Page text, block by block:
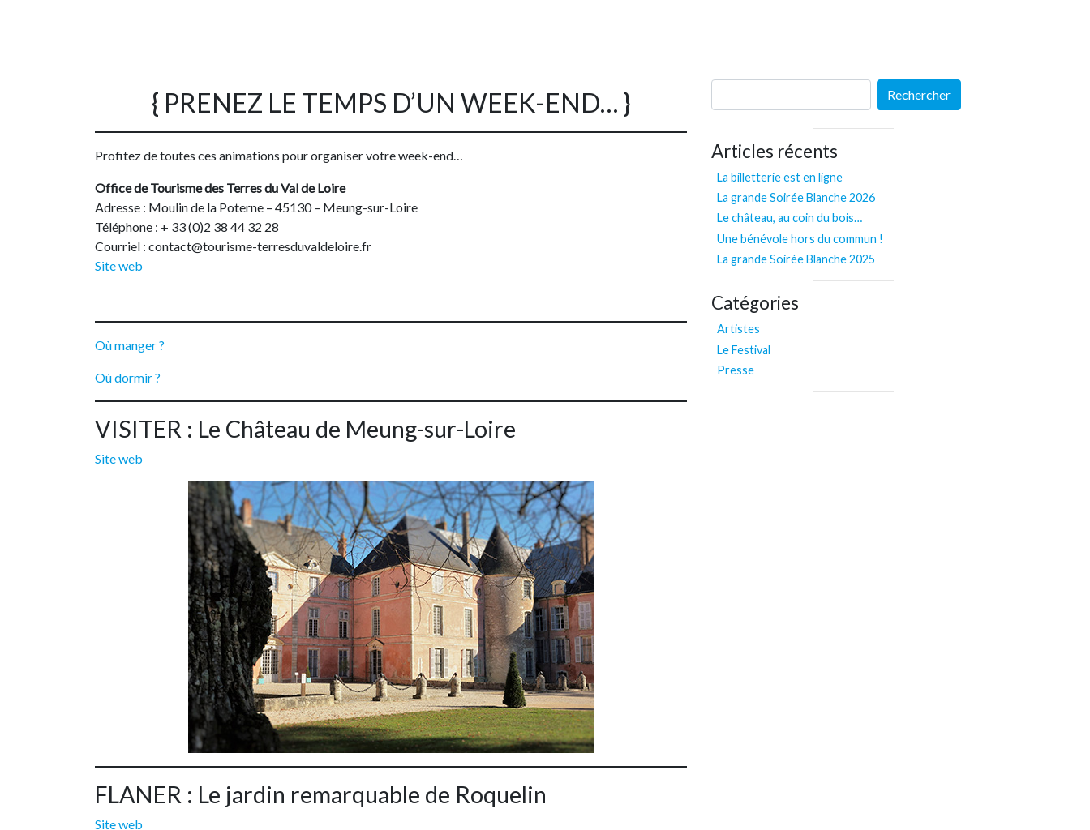
{ PRENEZ LE TEMPS D’UN WEEK-END… }
Profitez de toutes ces animations pour organiser votre week-end…
Office de Tourisme des Terres du Val de Loire
Adresse : Moulin de la Poterne – 45130 – Meung-sur-Loire
Téléphone : + 33 (0)2 38 44 32 28
Courriel : contact@tourisme-terresduvaldeloire.fr
Site web
Où manger ?
Où dormir ?
VISITER : Le Château de Meung-sur-Loire
Site web
FLANER : Le jardin remarquable de Roquelin
Site web
Articles récents
La billetterie est en ligne
La grande Soirée Blanche 2026
Le château, au coin du bois…
Une bénévole hors du commun !
La grande Soirée Blanche 2025
Catégories
Artistes
Le Festival
Presse